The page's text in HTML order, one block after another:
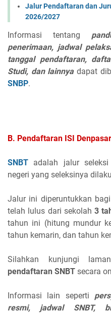
Jalur Pendaftaran dan
2026/2027
Informasi tentang
penerimaan, jadwal
tanggal pendaftaran,
Studi, dan lainnyadapat
SNBP.
B. Pendaftaran ISI Denpasar
SNBT adalah jalur
negeri yang seleksinya
Jalur ini diperuntukkan
telah lulus dari sekolah 3
tahun ini (hitung mundur
tahun kemarin, dan tahun
Silahkan kunjungi
pendaftaran SNBT secara
Informasi lain seperti
resmi, jadwal SNBT,